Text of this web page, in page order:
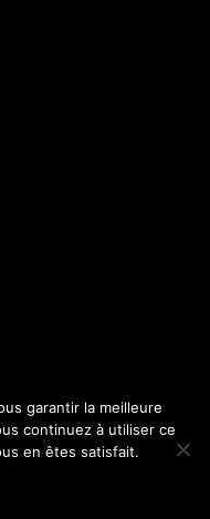
garantir la meilleure
continuez à utiliser ce
en êtes satisfait.